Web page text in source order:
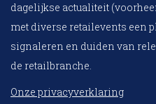
dagelijkse actualiteit
met diverse retailevents een
signaleren en duiden van
de retailbranche.
Onze privacyverklaring